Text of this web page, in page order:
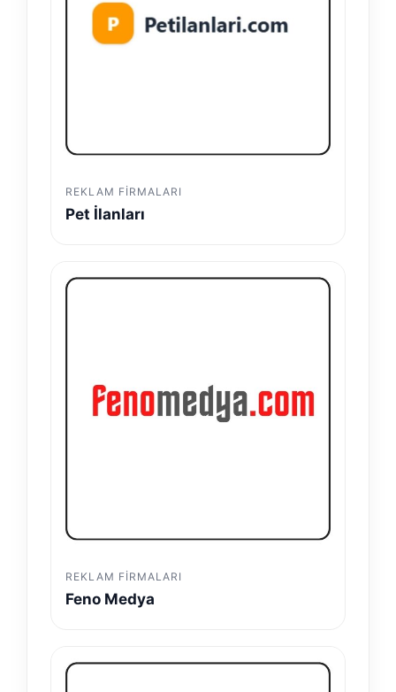
REKLAM FIRMALARI
Pet İlanları
REKLAM FIRMALARI
Feno Medya